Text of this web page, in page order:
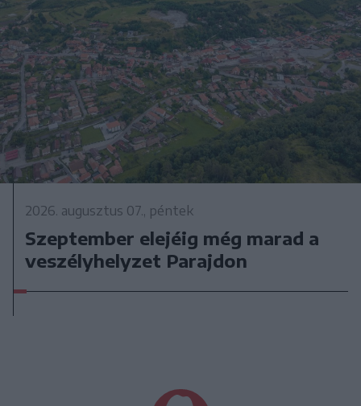
2026. augusztus 07., péntek
Szeptember elejéig még marad a
veszélyhelyzet Parajdon